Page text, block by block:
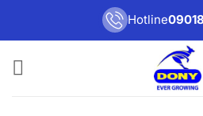
Hotline